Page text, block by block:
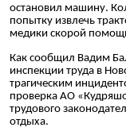
остановил машину.
попытку извлечь
медики скорой
Как сообщил Вадим
инспекции труда в
трагическим
проверка АО
трудового
отдыха.